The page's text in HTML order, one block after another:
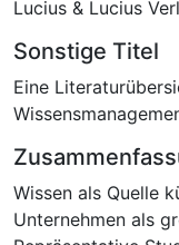
Lucius & Lucius
Sonstige Titel
Eine
Wissen als Quelle
Unternehmen als